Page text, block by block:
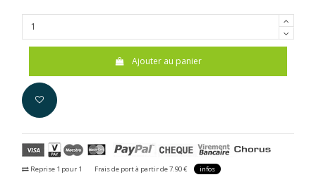
Ajouter au panier
Reprise 1 pour 1 Frais de port à partir de 7.90 € infos